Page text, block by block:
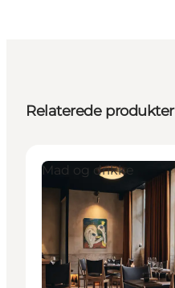
Relaterede produkter
Mad og drikke